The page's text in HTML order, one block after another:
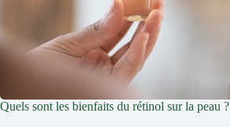
Quels sont les bienfaits du rétinol sur la peau ?